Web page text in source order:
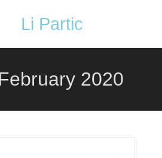
Li Partic
2020